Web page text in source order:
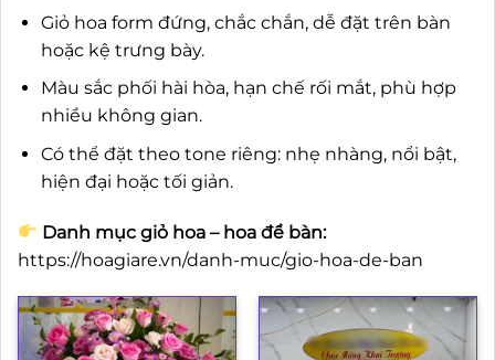
Giỏ hoa form đứng, chắc chắn, dễ đặt trên bàn
hoặc kệ trưng bày.
Màu sắc phối hài hòa, hạn chế rối mắt, phù hợp
nhiều không gian.
Có thể đặt theo tone riêng: nhẹ nhàng, nổi bật,
hiện đại hoặc tối giản.
Danh mục giỏ hoa – hoa để bàn:
https://hoagiare.vn/danh-muc/gio-hoa-de-ban